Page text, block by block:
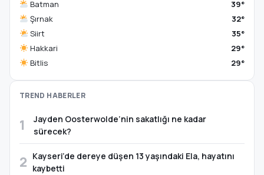
Batman
39°
Şırnak
32°
Siirt
35°
Hakkari
29°
Bitlis
29°
TREND HABERLER
1
Jayden Oosterwolde’nin sakatlığı ne kadar
sürecek?
2 Kayseri’de dereye düşen 13 yaşındaki Ela, hayatını
kaybetti